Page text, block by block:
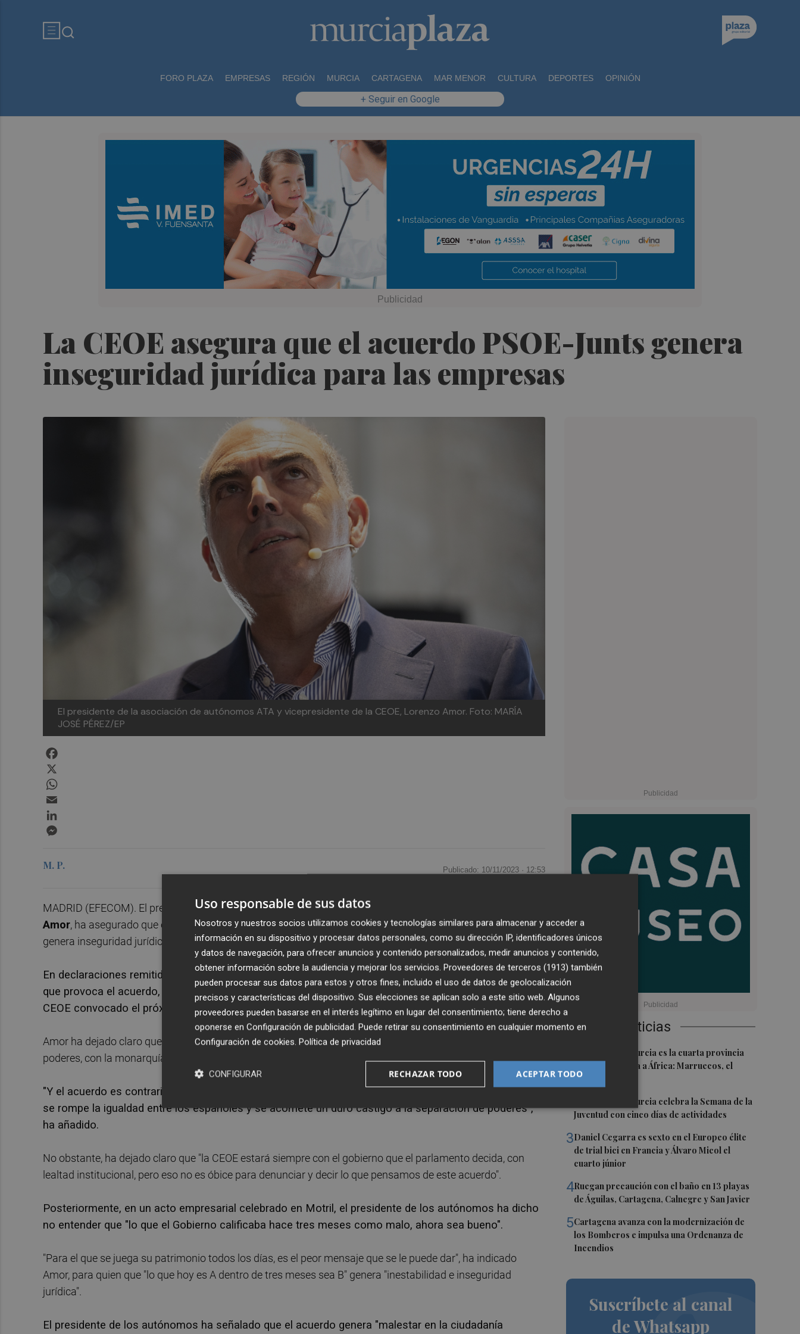
FORO PLAZA EMPRESAS REGIÓN MURCIA CARTAGENA MAR MENOR CULTURA DEPORTES OPINIÓN
+ Seguir en Google
La CEOE asegura que el acuerdo PSOE-Junts genera
inseguridad jurídica para las empresas
El presidente de la asociación de autónomos ATA y vicepresidente de la CEOE, Lorenzo Amor. Foto: MARÍA
JOSÉ PÉREZ/EP
Últimas Noticias
La Región de Murcia es la cuarta provincia
que más exporta a África: Marruecos, el
primer destino
La Región de Murcia celebra la Semana de la
Juventud con cinco días de actividades
3Daniel Cegarra es sexto en el Europeo élite
de trial bici en Francia y Álvaro Micol el
cuarto júnior
4Ruegan precaución con el baño en 13 playas
de Águilas, Cartagena, Calnegre y San Javier
5Cartagena avanza con la modernización de
los Bomberos e impulsa una Ordenanza de
Incendios
Suscríbete al canal
de Whatsapp
M. P. Publicado: 10/11/2023 · 12:53
MADRID (EFECOM). El presidente de la asociación de autónomos ATA y vicepresidente de la CEOE,
Amor, ha asegurado que el acuerdo alcanzado ayer entre PSOE y Junts es contrario al Estado de Derecho y
genera inseguridad jurídica para las empresas.
En declaraciones remitidas a los medios, Amor ha manifestado la preocupación del tejido empresarial
que provoca el acuerdo, que será analizado en una reunión extraordinaria del comité ejecutivo de la
CEOE convocado el próximo lunes.
Amor ha dejado claro que "la CEOE está con el Estado de Derecho, con la Constitución, con la separación de
poderes, con la monarquía parlamentaria y con la igualdad entre todos los españoles".
"Y el acuerdo es contrario a todo eso. Es una claudicación del Estado de Derecho, se borran delitos,
se rompe la igualdad entre los españoles y se acomete un duro castigo a la separación de poderes",
ha añadido.
No obstante, ha dejado claro que "la CEOE estará siempre con el gobierno que el parlamento decida, con
lealtad institucional, pero eso no es óbice para denunciar y decir lo que pensamos de este acuerdo".
Posteriormente, en un acto empresarial celebrado en Motril, el presidente de los autónomos ha dicho
no entender que "lo que el Gobierno calificaba hace tres meses como malo, ahora sea bueno".
"Para el que se juega su patrimonio todos los días, es el peor mensaje que se le puede dar", ha indicado
Amor, para quien que "lo que hoy es A dentro de tres meses sea B" genera "inestabilidad e inseguridad
jurídica".
El presidente de los autónomos ha señalado que el acuerdo genera "malestar en la ciudadanía
Uso responsable de sus datos
Nosotros y nuestros socios utilizamos cookies y tecnologías similares para almacenar y acceder a
información en su dispositivo y procesar datos personales, como su dirección IP, identificadores únicos
y datos de navegación, para ofrecer anuncios y contenido personalizados, medir anuncios y contenido,
obtener información sobre la audiencia y mejorar los servicios. Proveedores de terceros (1913) también
pueden procesar sus datos para estos y otros fines, incluido el uso de datos de geolocalización
precisos y características del dispositivo. Sus elecciones se aplican solo a este sitio web. Algunos
proveedores pueden basarse en el interés legítimo en lugar del consentimiento; tiene derecho a
oponerse en Configuración de publicidad. Puede retirar su consentimiento en cualquier momento en
Configuración de cookies. Política de privacidad
ACEPTAR TODO
RECHAZAR TODO
CONFIGURAR